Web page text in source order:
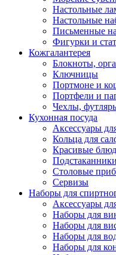
Настольные
Настольные
Письменные
Фигурки и
Кожгалантерея
Блокноты,
Ключницы
Портмоне и
Портфели и
Чехлы,
Кухонная посуда
Аксессуары
Кольца для
Красивые
Подстаканники
Столовые
Cервизы
Наборы для
Аксессуары
Наборы для
Наборы для
Наборы для
Наборы для